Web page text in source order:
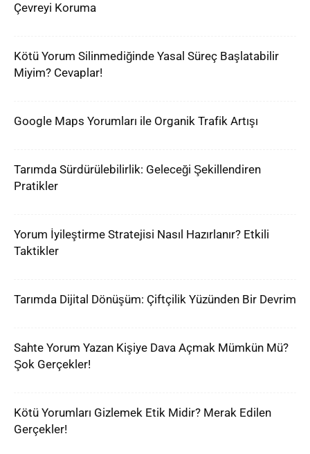
Çevreyi Koruma
Kötü Yorum Silinmediğinde Yasal Süreç Başlatabilir
Miyim? Cevaplar!
Google Maps Yorumları ile Organik Trafik Artışı
Tarımda Sürdürülebilirlik: Geleceği Şekillendiren
Pratikler
Yorum İyileştirme Stratejisi Nasıl Hazırlanır? Etkili
Taktikler
Tarımda Dijital Dönüşüm: Çiftçilik Yüzünden Bir Devrim
Sahte Yorum Yazan Kişiye Dava Açmak Mümkün Mü?
Şok Gerçekler!
Kötü Yorumları Gizlemek Etik Midir? Merak Edilen
Gerçekler!